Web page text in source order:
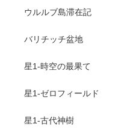
ウルルブ島滞在記
バリチッチ盆地
星1-時空の最果て
星1-ゼロフィールド
星1-古代神樹